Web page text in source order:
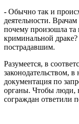
- Обычно так и
деятельности.
почему произошла та
криминальной
пострадавшим.
Разумеется, в
законодательством,
документация по
органы. Чтобы люди,
сограждан ответили